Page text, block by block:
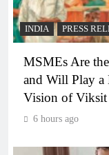
INDIA PRESS
MSMEs Are
and Will Play
Vision of Viksit
6 hours ago